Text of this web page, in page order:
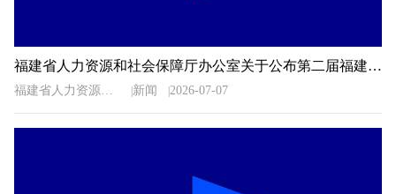
福建省人力资源和社会保障厅办公室关于公布第二届福建省“青春之歌”创业创新大赛获奖名单的通知
福建省人力资源和社会保障厅办公室 新闻 2026-07-07